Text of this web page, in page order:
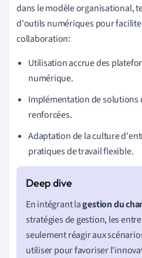
dans le modèle organisational,
d'outils numériques pour
collaboration:
Utilisation accrue des
numérique.
Implémentation de
renforcées.
Adaptation de la culture
pratiques de travail flexible.
En intégrant lagestion du
stratégies de gestion, les
seulement réagir aux
utiliser pour favoriser